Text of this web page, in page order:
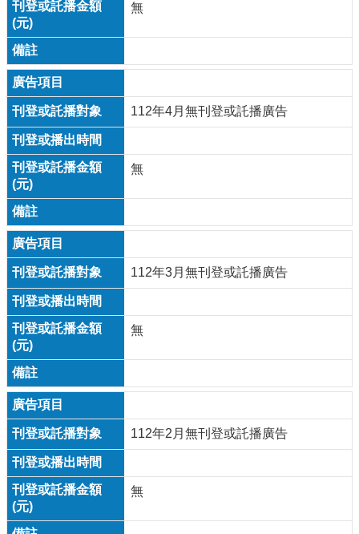
無
112年4月無刊登或託播廣告
無
112年3月無刊登或託播廣告
無
112年2月無刊登或託播廣告
無